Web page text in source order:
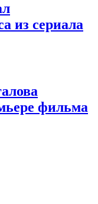
из сериала
фильма